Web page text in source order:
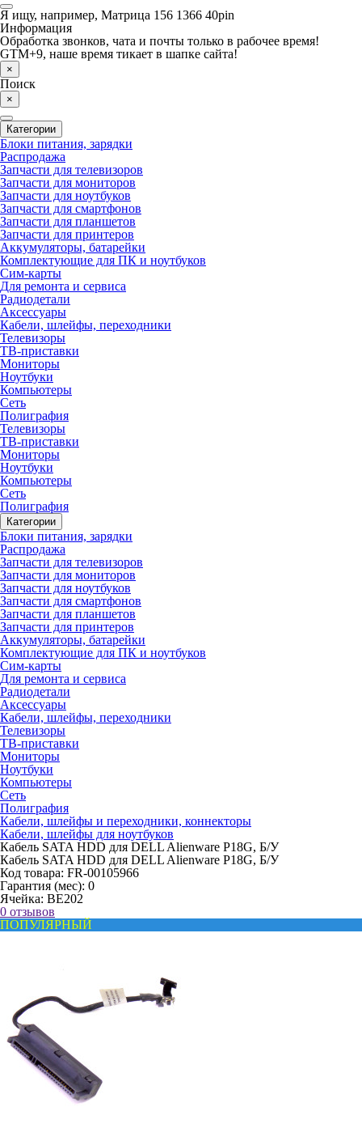
Я ищу, например, Матрица 156 1366 40pin
Информация
Обработка звонков, чата и почты только в рабочее время!
GTM+9, наше время тикает в шапке сайта!
×
Поиск
×
Категории
Блоки питания, зарядки
Распродажа
Запчасти для телевизоров
Запчасти для мониторов
Запчасти для ноутбуков
Запчасти для смартфонов
Запчасти для планшетов
Запчасти для принтеров
Аккумуляторы, батарейки
Комплектующие для ПК и ноутбуков
Сим-карты
Для ремонта и сервиса
Радиодетали
Аксессуары
Кабели, шлейфы, переходники
Телевизоры
ТВ-приставки
Мониторы
Ноутбуки
Компьютеры
Сеть
Полиграфия
Телевизоры
ТВ-приставки
Мониторы
Ноутбуки
Компьютеры
Сеть
Полиграфия
Категории
Блоки питания, зарядки
Распродажа
Запчасти для телевизоров
Запчасти для мониторов
Запчасти для ноутбуков
Запчасти для смартфонов
Запчасти для планшетов
Запчасти для принтеров
Аккумуляторы, батарейки
Комплектующие для ПК и ноутбуков
Сим-карты
Для ремонта и сервиса
Радиодетали
Аксессуары
Кабели, шлейфы, переходники
Телевизоры
ТВ-приставки
Мониторы
Ноутбуки
Компьютеры
Сеть
Полиграфия
Кабели, шлейфы и переходники, коннекторы
Кабели, шлейфы для ноутбуков
Кабель SATA HDD для DELL Alienware P18G, Б/У
Кабель SATA HDD для DELL Alienware P18G, Б/У
Код товара: FR-00105966
Гарантия (мес): 0
Ячейка: BE202
0 отзывов
ПОПУЛЯРНЫЙ